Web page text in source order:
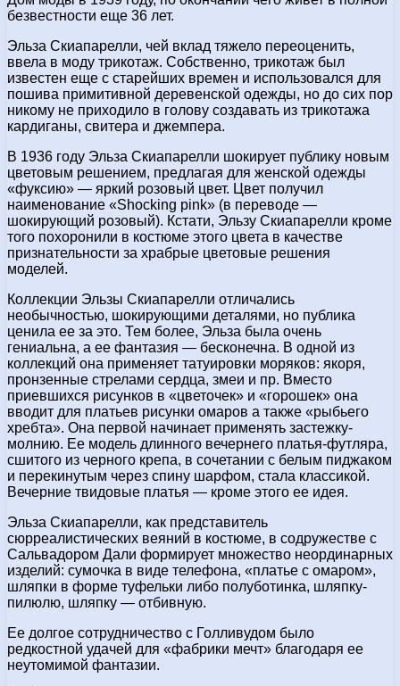
безвестности еще 36 лет.
Эльза Скиапарелли, чей вклад тяжело переоценить,
ввела в моду трикотаж. Собственно, трикотаж был
известен еще с старейших времен и использовался для
пошива примитивной деревенской одежды, но до сих пор
никому не приходило в голову создавать из трикотажа
кардиганы, свитера и джемпера.
В 1936 году Эльза Скиапарелли шокирует публику новым
цветовым решением, предлагая для женской одежды
«фуксию» — яркий розовый цвет. Цвет получил
наименование «Shocking pink» (в переводе —
шокирующий розовый). Кстати, Эльзу Скиапарелли кроме
того похоронили в костюме этого цвета в качестве
признательности за храбрые цветовые решения
моделей.
Коллекции Эльзы Скиапарелли отличались
необычностью, шокирующими деталями, но публика
ценила ее за это. Тем более, Эльза была очень
гениальна, а ее фантазия — бесконечна. В одной из
коллекций она применяет татуировки моряков: якоря,
пронзенные стрелами сердца, змеи и пр. Вместо
приевшихся рисунков в «цветочек» и «горошек» она
вводит для платьев рисунки омаров а также «рыбьего
хребта». Она первой начинает применять застежку-
молнию. Ее модель длинного вечернего платья-футляра,
сшитого из черного крепа, в сочетании с белым пиджаком
и перекинутым через спину шарфом, стала классикой.
Вечерние твидовые платья — кроме этого ее идея.
Эльза Скиапарелли, как представитель
сюрреалистических веяний в костюме, в содружестве с
Сальвадором Дали формирует множество неординарных
изделий: сумочка в виде телефона, «платье с омаром»,
шляпки в форме туфельки либо полуботинка, шляпку-
пилюлю, шляпку — отбивную.
Ее долгое сотрудничество с Голливудом было
редкостной удачей для «фабрики мечт» благодаря ее
неутомимой фантазии.